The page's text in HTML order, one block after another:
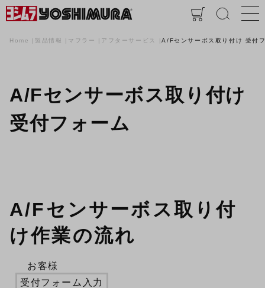
Home 製品情報 マフラー アフターサービス A/Fセンサーボス取り付け 受付
A/Fセンサーボス取り付け
受付フォーム
A/Fセンサーボス取り付
け作業の流れ
お客様
受付フォーム入力